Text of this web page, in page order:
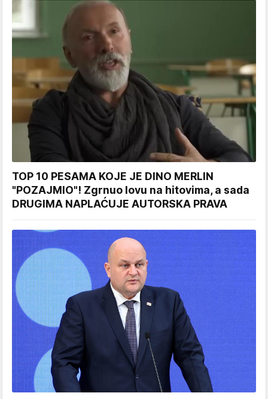
TOP 10 PESAMA KOJE JE DINO MERLIN
"POZAJMIO"! Zgrnuo lovu na hitovima, a sada
DRUGIMA NAPLAĆUJE AUTORSKA PRAVA